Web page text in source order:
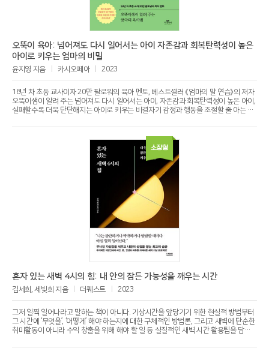
오뚝이 육아: 넘어져도 다시 일어서는 아이 자존감과 회복탄력성이 높은
아이로 키우는 엄마의 비밀
윤지영 지음 카시오페아 2023
18년 차 초등 교사이자 20만 팔로워의 육아 멘토, 베스트셀러 《엄마의 말 연습》의 저자
오뚝이샘이 알려 주는 넘어져도 다시 일어서는 아이, 자존감과 회복탄력성이 높은 아이,
실패할수록 더욱 단단해지는 아이로 키우는 비결자기 감정과 행동을 조절할 줄 아는 아
은 엄마들을 위한 단 한 권의 책양육의 궁극적인 목표는 자립이다. 자립이란 무엇인가?
남에게 의지하지 않고 주체적으로 자기 삶을 꾸려 나가는 것이다. 그러나 인생에는 오르
막길과 내리막길이, 꽃밭과 가시밭이, 성공과 실패가 함께 존재한다. 그러므로 우리가
아이들에게 궁극적으로 가르쳐야 할 것은 무조건 더 빨리 더 높이 오르는 법이 아니라
언제든 넘어지고 쓰러져도 툭툭 털고 다시 일어서는 법일 것이다. 그러면 어떻게 해야
오뚝이처럼 넘어져도 다시 일어서는 아이, 자존감과 회복탄력성이 높은 아이, 실패할수
록 더욱 단단해지는 아이로 키울 수 있을까? 그 비결은 바로 부모의 ‘공감’과 ‘가르침’에
있다. 이를 위해 부모는 먼저 부모 자신이 넘어지는 지점, 자신의 감정적 결핍과 취약점
을 들여다봐야 하며, 아이와의 긍정적인 상호 작용을 통해 아이 스스로 자신의 감정을
다루고 행동을 통제할 수 있도록 도와주어야 한다. 이 책에는 이와 관련된 구체적인 실
천 및 적용 방법들이 다양한 사례를 중심으로 자세하고 친절하게 소개되어 있다. 잘못을
저지른 아이에게, 거짓말하는 아이에게, 약속을 어기는 아이에게, 지기 싫어하는 아이에
게, 툭하면 우는 아이에게 어떻게 공감하고 어떻게 가르쳐야 하는지 다양한 유형별 사례
별 대화를 따라 읽어 가다 보면 어느새 자연스럽게 오뚝이 육아법을 습득할 수 있을 것
소장형
혼자 있는 새벽 4시의 힘: 내 안의 잠든 가능성을 깨우는 시간
김세희, 세빛희 지음 더퀘스트 2023
그저 일찍 일어나라고 말하는 책이 아니다. 기상시간을 앞당기기 위한 현실적 방법부터
그 시간에 ‘무엇을’, ‘어떻게’ 해야 하는지에 대한 구체적인 방법론, 그리고 새벽에 단순한
취미활동이 아니라 수익 창출을 위해 해야 할 일 등 실질적인 새벽 시간 활용팁을 담았